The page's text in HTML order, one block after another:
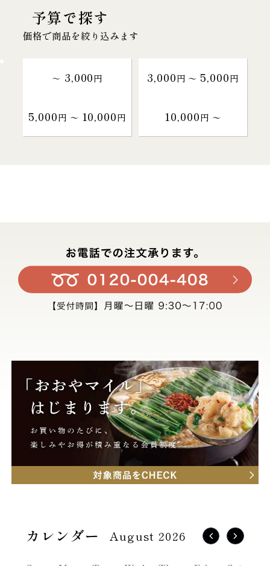
予算で探す
価格で商品を絞り込みます
～ 3,000円 3,000円 〜 5,000円
5,000円 〜 10,000円 10,000円 〜
August 2026